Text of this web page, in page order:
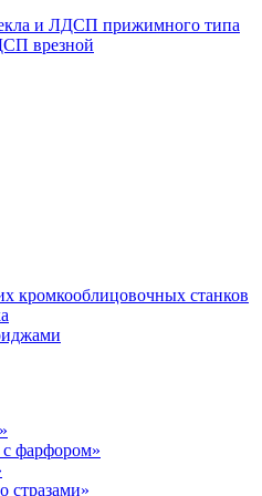
и ЛДСП прижимного типа
врезной
кромкооблицовочных станков
фарфором»
стразами»